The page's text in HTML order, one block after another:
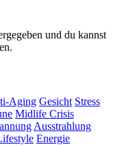
und du kannst
Aging Gesicht Stress
Midlife Crisis
Ausstrahlung
Energie